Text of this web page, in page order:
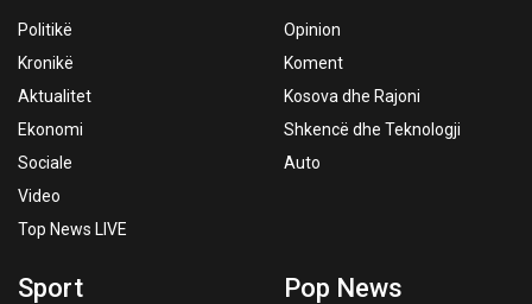
Politikë
Kronikë
Aktualitet
Ekonomi
Sociale
Video
Top News LIVE
Opinion
Koment
Kosova dhe Rajoni
Shkencë dhe Teknologji
Auto
Sport Pop News